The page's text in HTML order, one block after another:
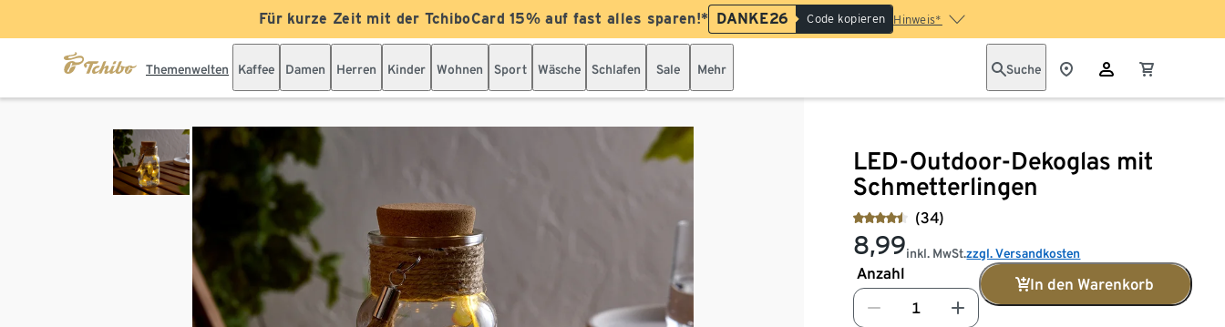
Für kurze Zeit mit der TchiboCard 15% auf fast alles sparen!* DANKE26 Code kopieren Hinweis*
Themenwelten Kaffee Damen Herren Kinder Wohnen Sport Wäsche Schlafen Sale Mehr Suche
LED-Outdoor-Dekoglas mit
Schmetterlingen
(34)
8,99inkl. MwSt.zzgl. Versandkosten
Anzahl
In den Warenkorb